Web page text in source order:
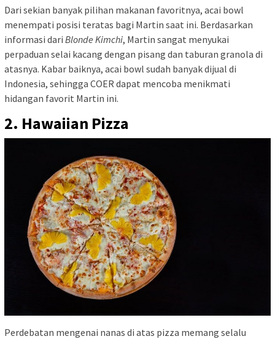
Dari sekian banyak pilihan makanan favoritnya, acai bowl
menempati posisi teratas bagi Martin saat ini. Berdasarkan
informasi dari Blonde Kimchi, Martin sangat menyukai
perpaduan selai kacang dengan pisang dan taburan granola di
atasnya. Kabar baiknya, acai bowl sudah banyak dijual di
Indonesia, sehingga COER dapat mencoba menikmati
hidangan favorit Martin ini.
2. Hawaiian Pizza
Perdebatan mengenai nanas di atas pizza memang selalu